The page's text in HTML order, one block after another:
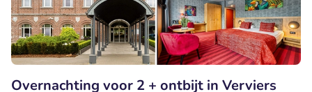
Overnachting voor 2 + ontbijt in Verviers